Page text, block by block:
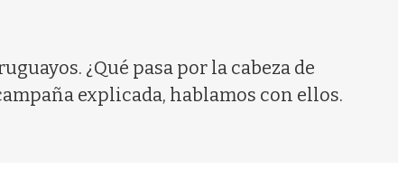
¿Qué pasa por la cabeza de
explicada, hablamos con ellos.